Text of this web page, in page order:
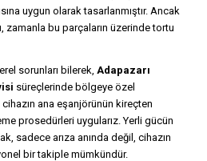
uygun olarak tasarlanmıştır. Ancak
zamanla bu parçaların üzerinde tortu
sorunları bilerek, Adapazarı
süreçlerinde bölgeye özel
ana eşanjörünün kireçten
prosedürleri uygularız. Yerli gücün
sadece arıza anında değil, cihazın
bir takiple mümkündür.